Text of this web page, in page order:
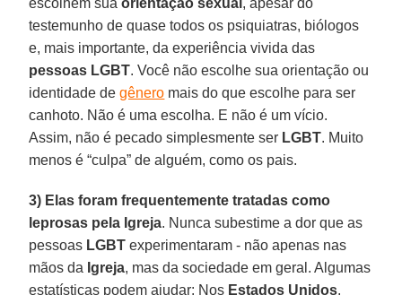
testemunho de quase todos os psiquiatras, biólogos
e, mais importante, da experiência vivida das
pessoas LGBT. Você não escolhe sua orientação ou
identidade degênero mais do que escolhe para ser
canhoto. Não é uma escolha. E não é um vício.
Assim, não é pecado simplesmente ser LGBT. Muito
menos é “culpa” de alguém, como os pais.
3) Elas foram frequentemente tratadas como
leprosas pela Igreja. Nunca subestime a dor que as
pessoas LGBT experimentaram - não apenas nas
mãos da Igreja, mas da sociedade em geral. Algumas
estatísticas podem ajudar: Nos Estados Unidos,